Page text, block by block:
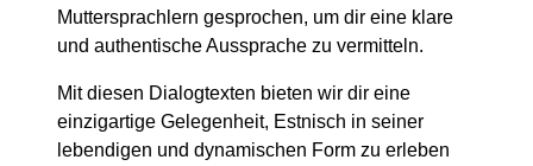
Muttersprachlern gesprochen, um dir eine klare
und authentische Aussprache zu vermitteln.
Mit diesen Dialogtexten bieten wir dir eine
einzigartige Gelegenheit, Estnisch in seiner
lebendigen und dynamischen Form zu erleben